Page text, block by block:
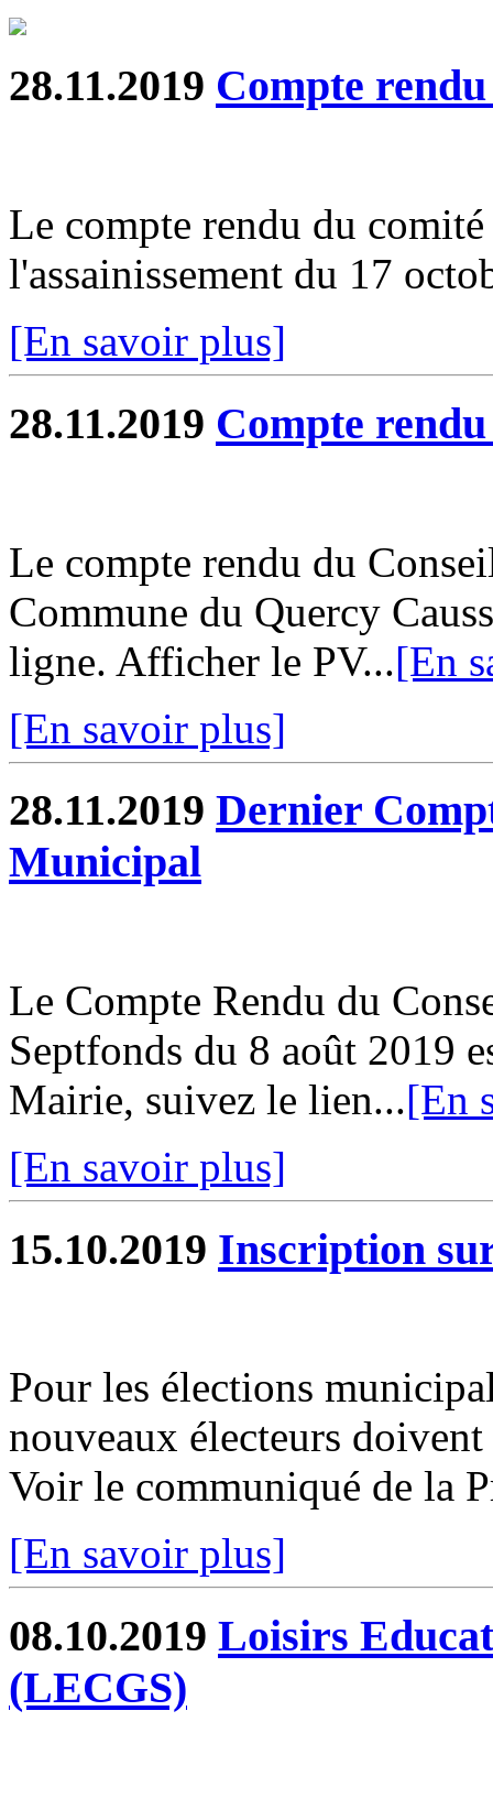
28.11.2019 Compte
Le compte rendu du
l'assainissement du 17
[En savoir plus]
28.11.2019 Compte
Le compte rendu du
Commune du Quercy
ligne. Afficher le PV...[En
[En savoir plus]
28.11.2019 Dernier
Municipal
Le Compte Rendu du
Septfonds du 8 août 2019
Mairie, suivez le lien...[En
[En savoir plus]
15.10.2019 Inscription
Pour les élections
nouveaux électeurs
Voir le communiqué de la
[En savoir plus]
08.10.2019 Loisirs
(LECGS)